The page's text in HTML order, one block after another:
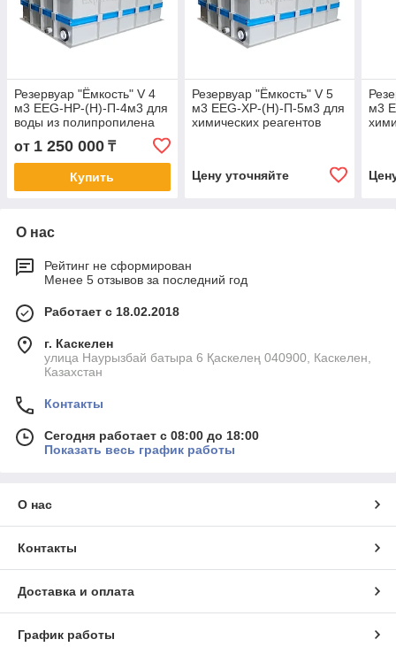
Резервуар "Ёмкость" V 4
м3 EEG-НР-(Н)-П-4м3 для
воды из полипропилена
от 1 250 000 ₸
Купить
Резервуар "Ёмкость" V 5
м3 EEG-ХР-(Н)-П-5м3 для
химических реагентов
Цену уточняйте
м3
О нас
Рейтинг не сформирован
Менее 5 отзывов за последний год
Работает с 18.02.2018
г. Каскелен
улица Наурызбай батыра 6 Қаскелең 040900, Каскелен,
Казахстан
Контакты
Сегодня работает с 08:00 до 18:00
Показать весь график работы
О нас
Контакты
Доставка и оплата
График работы